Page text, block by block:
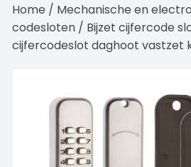
Home / Mechanische en
codesloten / Bijzet cijfercode
cijfercodeslot daghoot vastzet